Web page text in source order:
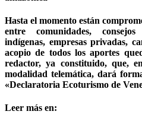
Hasta el momento están
entre comunidades,
indígenas, empresas privadas,
acopio de todos los aportes
redactor, ya constituido, que,
modalidad telemática, dará
«Declaratoria Ecoturismo de
Leer más en: